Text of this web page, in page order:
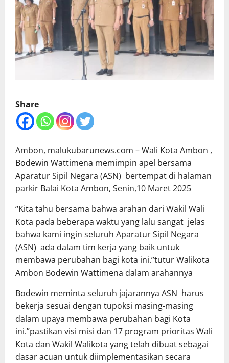
Share
Ambon, malukubarunews.com – Wali Kota Ambon ,
Bodewin Wattimena memimpin apel bersama
Aparatur Sipil Negara (ASN) bertempat di halaman
parkir Balai Kota Ambon, Senin,10 Maret 2025
“Kita tahu bersama bahwa arahan dari Wakil Wali
Kota pada beberapa waktu yang lalu sangat jelas
bahwa kami ingin seluruh Aparatur Sipil Negara
(ASN) ada dalam tim kerja yang baik untuk
membawa perubahan bagi kota ini.”tutur Walikota
Ambon Bodewin Wattimena dalam arahannya
Bodewin meminta seluruh jajarannya ASN harus
bekerja sesuai dengan tupoksi masing-masing
dalam upaya membawa perubahan bagi Kota
ini.”pastikan visi misi dan 17 program prioritas Wali
Kota dan Wakil Walikota yang telah dibuat sebagai
dasar acuan untuk diimplementasikan secara